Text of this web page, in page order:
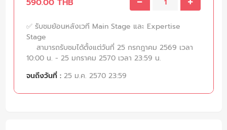
✅ รับชมย้อนหลังเวที Main Stage และ Expertise
Stage
สามารถรับชมได้ตั้งแต่วันที่ 25 กรกฎาคม 2569 เวลา
10:00 น. - 25 มกราคม 2570 เวลา 23:59 น.
จนถึงวันที่ : 25 ม.ค. 2570 23:59